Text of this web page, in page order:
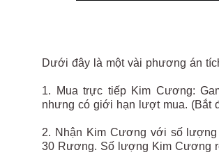
Dưới đây là một vài phương án
1. Mua trực tiếp Kim Cương:
nhưng có giới hạn lượt mua. (Bắt
2. Nhận Kim Cương với số
30 Rương. Số lượng Kim Cương